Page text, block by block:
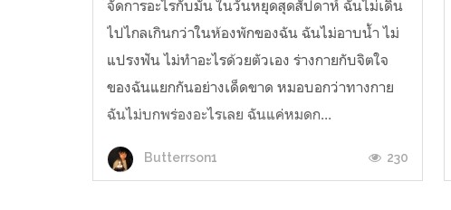
จัดการอะไรกับมัน ในวันหยุดสุดสัปดาห์ ฉันไม่เดิน
ไปไกลเกินกว่าในห้องพักของฉัน ฉันไม่อาบน้ำ ไม่
แปรงฟัน ไม่ทำอะไรด้วยตัวเอง ร่างกายกับจิตใจ
ของฉันแยกกันอย่างเด็ดขาด หมอบอกว่าทางกาย
ฉันไม่บกพร่องอะไรเลย ฉันแค่หมดก...
Butterrson1 230